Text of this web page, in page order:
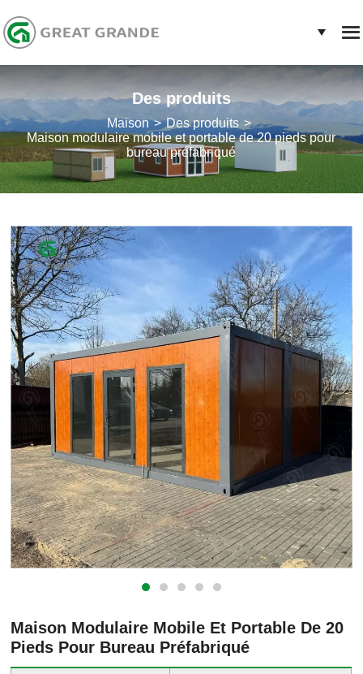
Des produits
Maison
Des produits
Maison modulaire mobile et portable de 20 pieds pour
bureau préfabriqué
Maison Modulaire Mobile Et Portable De 20
Pieds Pour Bureau Préfabriqué